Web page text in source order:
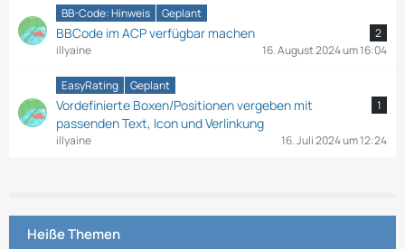
BB-Code: Hinweis Geplant
BBCode im ACP verfügbar machen
2
illyaine
16. August 2024 um 16:04
EasyRating Geplant
Vordefinierte Boxen/Positionen vergeben mit
passenden Text, Icon und Verlinkung
1
illyaine 16. Juli 2024 um 12:24
Heiße Themen